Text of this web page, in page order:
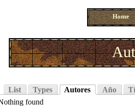
Home
List Types Autores Año
found